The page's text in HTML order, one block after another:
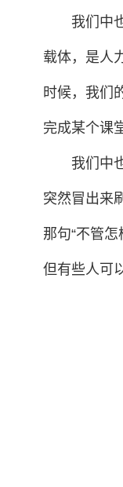
我们中
载体，是人
时候，我们
完成某个课
我们中
突然冒出来
那句“不管
但有些人可